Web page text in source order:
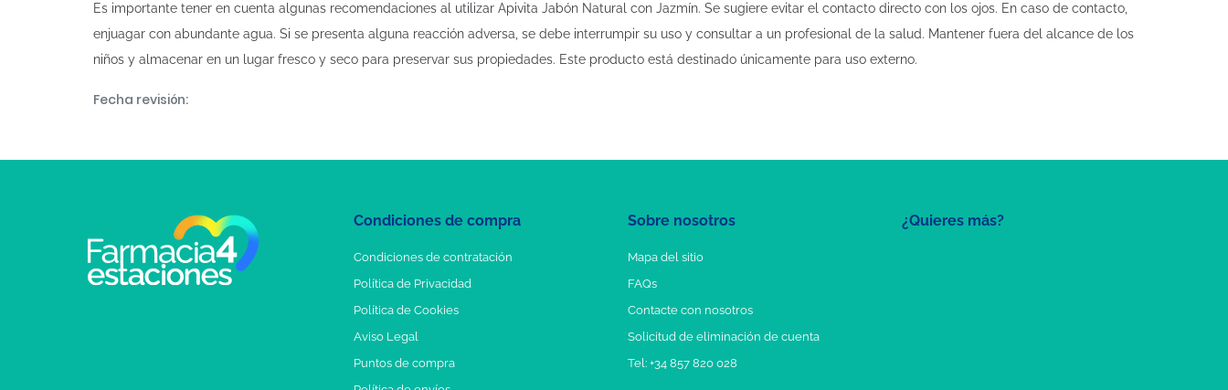
Es importante tener en cuenta algunas recomendaciones al utilizar Apivita Jabón Natural con Jazmín. Se sugiere evitar el contacto directo con los ojos. En caso de contacto,
enjuagar con abundante agua. Si se presenta alguna reacción adversa, se debe interrumpir su uso y consultar a un profesional de la salud. Mantener fuera del alcance de los
niños y almacenar en un lugar fresco y seco para preservar sus propiedades. Este producto está destinado únicamente para uso externo.
Fecha revisión:
¿Quieres más?
Condiciones de compra
Condiciones de contratación
Política de Privacidad
Política de Cookies
Aviso Legal
Puntos de compra
Sobre nosotros
Mapa del sitio
FAQs
Contacte con nosotros
Solicitud de eliminación de cuenta
Tel: +34 857 820 028